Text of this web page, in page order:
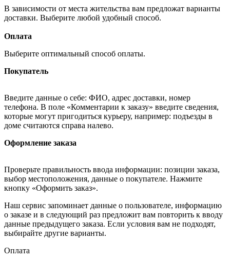
В зависимости от места жительства вам предложат варианты
доставки. Выберите любой удобный способ.
Оплата
Выберите оптимальный способ оплаты.
Покупатель
Введите данные о себе: ФИО, адрес доставки, номер
телефона. В поле «Комментарии к заказу» введите сведения,
которые могут пригодиться курьеру, например: подъезды в
доме считаются справа налево.
Оформление заказа
Проверьте правильность ввода информации: позиции заказа,
выбор местоположения, данные о покупателе. Нажмите
кнопку «Оформить заказ».
Наш сервис запоминает данные о пользователе, информацию
о заказе и в следующий раз предложит вам повторить к вводу
данные предыдущего заказа. Если условия вам не подходят,
выбирайте другие варианты.
Оплата